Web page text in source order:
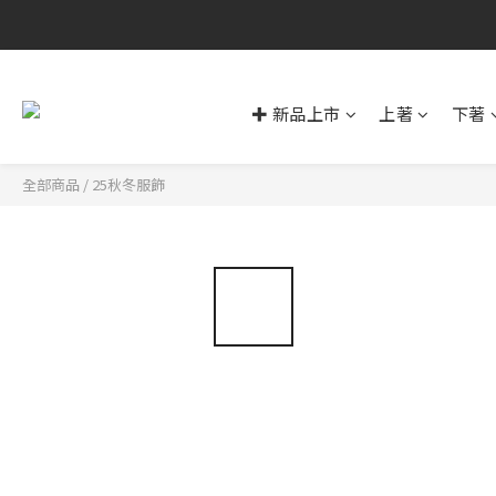
✚ 新品上市 上著 下著
全部商品 / 25秋冬服飾